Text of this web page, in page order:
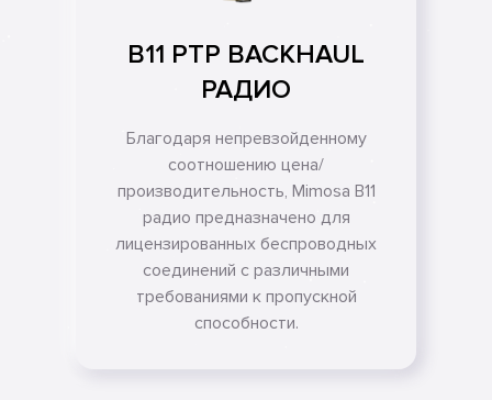
В11 РТР BACKHAUL
РАДИО
Благодаря непревзойденному
соотношению цена/
производительность, Mimosa B11
радио предназначено для
лицензированных беспроводных
соединений с различными
требованиями к пропускной
способности.